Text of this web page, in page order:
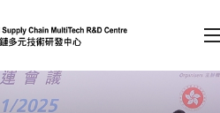
A A EN 繁 简